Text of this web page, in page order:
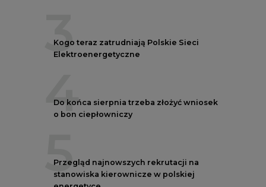
3
Kogo teraz zatrudniają Polskie Sieci
Elektroenergetyczne
4
Do końca sierpnia trzeba złożyć wniosek
o bon ciepłowniczy
5
Przegląd najnowszych rekrutacji na
stanowiska kierownicze w polskiej